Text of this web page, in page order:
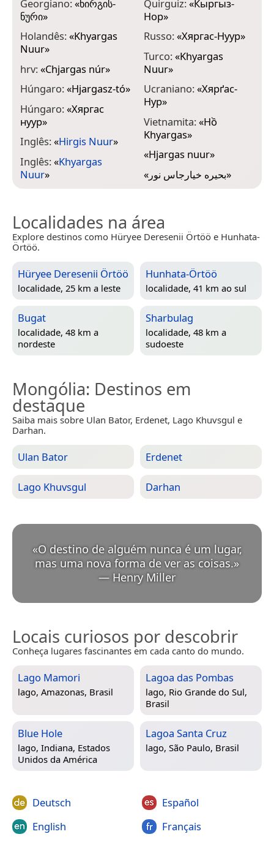
Georgiano:«ხირგის-
ნური»
Holandês:«Khyargas
Nuur»
hrv:«Chjargas núr»
Húngaro:«Hjargasz-tó»
Húngaro:«Хяргас
нуур»
Inglês:«Hirgis Nuur»
Inglês:«Khyargas
Nuur»
Quirguiz:«Кыргыз-
Нор»
Russo:«Хяргас-Нуур»
Turco:«Khyargas
Nuur»
Ucraniano:«Хярґас-
Нур»
Vietnamita:«Hồ
Khyargas»
«Hjargas nuur»
«بحيره خيارجاس نور»
Localidades na área
Explore destinos como Hüryee Deresenii Örtöö e Hunhata-
Örtöö.
Hüryee Deresenii Örtöö
localidade, 25 km a leste
Hunhata-Örtöö
localidade, 41 km ao sul
Bugat
localidade, 48 km a
nordeste
Sharbulag
localidade, 48 km a
sudoeste
Mongólia: Destinos em
destaque
Saiba mais sobre Ulan Bator, Erdenet, Lago Khuvsgul e
Darhan.
Ulan Bator Erdenet
Lago Khuvsgul Darhan
«O destino de alguém nunca é um lugar,
mas uma nova forma de ver as coisas.
— Henry Miller
Locais curiosos por descobrir
Conheça lugares fascinantes em cada canto do mundo.
Lago Mamori
lago, Amazonas, Brasil
Lagoa das Pombas
lago, Rio Grande do Sul,
Brasil
Blue Hole
lago, Indiana, Estados
Unidos da América
Lagoa Santa Cruz
lago, São Paulo, Brasil
Deutsch
English
Español
Français